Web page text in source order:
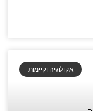
אקולוגיה וקיימות